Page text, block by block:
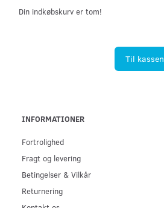
Din indkøbskurv er tom!
Til kassen
INFORMATIONER
Fortrolighed
Fragt og levering
Betingelser & Vilkår
Returnering